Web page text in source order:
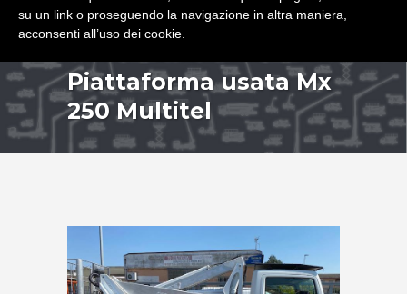
Piattaforma usata Mx
250 Multitel
su un link o proseguendo la navigazione in altra maniera,
acconsenti all’uso dei cookie.